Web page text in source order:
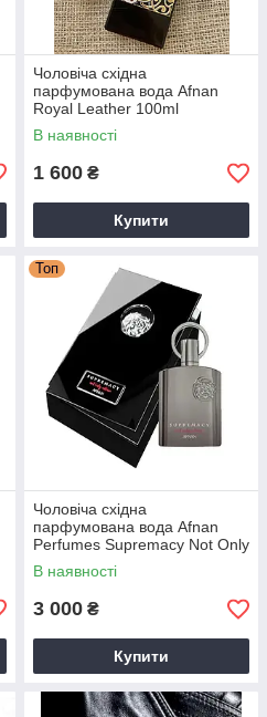
Чоловіча східна
парфумована вода Afnan
Royal Leather 100ml
В наявності
1 600 ₴
Купити
Топ
Чоловіча східна
парфумована вода Afnan
Perfumes Supremacy Not Only
Intense 100ml
В наявності
3 000 ₴
Купити